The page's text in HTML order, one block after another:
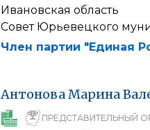
Ивановская область
Совет Юрьевецкого
Член партии "Единая
АнтоноваМарина
ПРЕДСТАВИТЕЛЬНЫЙ